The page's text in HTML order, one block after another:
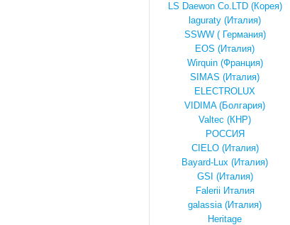
LS Daewon Co.LTD (Корея)
laguraty (Италия)
SSWW ( Германия)
EOS (Италия)
Wirquin (Франция)
SIMAS (Италия)
ELECTROLUX
VIDIMA (Болгария)
Valtec (КНР)
РОССИЯ
CIELO (Италия)
Bayard-Lux (Италия)
GSI (Италия)
Falerii Италия
galassia (Италия)
Heritage